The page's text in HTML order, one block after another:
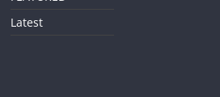
Latest